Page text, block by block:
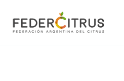
contenido